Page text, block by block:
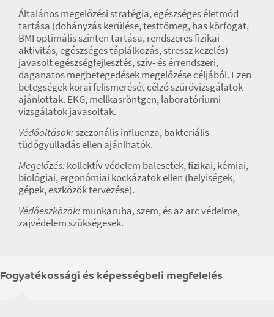
Általános megelőzési stratégia, egészséges életmód
tartása (dohányzás kerülése, testtömeg, has körfogat,
BMI optimális szinten tartása, rendszeres fizikai
aktivitás, egészséges táplálkozás, stressz kezelés)
javasolt egészségfejlesztés, szív- és érrendszeri,
daganatos megbetegedések megelőzése céljából. Ezen
betegségek korai felismerését célzó szűrővizsgálatok
ajánlottak. EKG, mellkasröntgen, laboratóriumi
vizsgálatok javasoltak.
Védőoltások:szezonális influenza, bakteriális
tüdőgyulladás ellen ajánlhatók.
Megelőzés:kollektív védelem balesetek, fizikai, kémiai,
biológiai, ergonómiai kockázatok ellen (helyiségek,
gépek, eszközök tervezése).
Védőeszközök:munkaruha, szem, és az arc védelme,
zajvédelem szükségesek.
Fogyatékossági és képességbeli megfelelés